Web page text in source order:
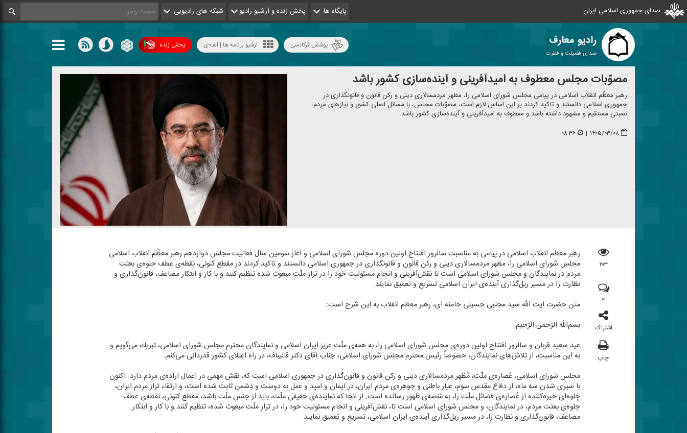
صدای جمهوری اسلامی ایران پایگاه ها پخش زنده و آرشیو رادیو شبکه های رادیویی
رادیو معارف
صدای فضیلت و فطرت
پخش زنده آرشیو برنامه ها | الف-ی پوشش فرکانسی
مصوّبات مجلس معطوف به امیدآفرینی و آینده‌سازی كشور باشد
رهبر معظّم انقلاب اسلامی در پیامی مجلس شورای اسلامی را، مظهر مردمسالاری دینی و ركن قانون و قانونگذاری در
جمهوری اسلامی دانستند و تاكید كردند بر این اساس لازم است، مصوّبات مجلس، با مسائل اصلی كشور و نیاز‌های مردم،
نسبتی مستقیم و مشهود داشته باشد و معطوف به امیدآفرینی و آینده‌سازی كشور باشد.
۱۴۰۵/۰۳/۰۸ | ۰۸:۳۶
۲۰۳
۲
اشتراک
چاپ
رهبر معظم انقلاب اسلامی در پیامی به مناسبت سالروز افتتاح اولین دوره مجلس شورای اسلامی و آغاز سومین سال فعالیت مجلس دوازدهم رهبر معظّم انقلاب اسلامی
مجلس شورای اسلامی را، مظهر مردمسالاری دینی و ركن قانون و قانونگذاری در جمهوری اسلامی دانستند و تاكید كردند در مقطع كنونی، نقطه‌ی عطف جلوه‌ی بعثت
مردم در نمایندگان و مجلس شورای اسلامی است تا نقش‌آفرینی و انجام مسئولیت خود را در تراز ملّت مبعوث شده تنظیم كنند و با كار و ابتكار مضاعف، قانون‌گذاری و
نظارت را در مسیر ریل‌گذاری آینده‌ی ایران اسلامی تسریع و تعمیق نمایند.
متن حضرت آیت الله سید مجتبی حسینی خامنه ای، رهبر معظم انقلاب به این شرح است:
بسم‌الله الرّحمن الرّحیم.
عید سعید قربان و سالروز افتتاح اولین دوره‌ی مجلس شورای اسلامی را، به همه‌ی ملّت عزیز ایران اسلامی و نمایندگان محترم مجلس شورای اسلامی، تبریك می‌گویم و
به این مناسبت، از تلاش‌های نمایندگان، خصوصاً رئیس محترم مجلس شورای اسلامی، جناب آقای دكتر قالیباف، در راه اعتلای كشور قدردانی می‌كنم.
مجلس شورای اسلامی، عُصاره‌ی ملّت، مُظهر مردمسالاری دینی و ركن قانون و قانون‌گذاری در جمهوری اسلامی است كه، نقش مهمی در اِعمال اراده‌ی مردم دارد. اكنون
با سپری شدن سه ماه، از دفاع مقدس سوم، عیار باطنی و جوهره‌ی مردم ایران، در ایمان و امید و عمل به دوست و دشمن ثابت شده است، و ارتقاء تراز مردم ایران،
جِلوه‌ای خیره‌كننده از عُصاره‌ی فضائل ملّت را، به مَنصه‌ی ظهور رسانده است. از آنجا كه نماینده‌ی حقیقی ملّت، باید از جنس ملّت باشد، مقطع كنونی، نقطه‌ی عطف
جِلوه‌ی بعثت مردم، در نمایندگان، و مجلس شورای اسلامی است تا، نقش‌آفرینی و انجام مسئولیت خود را، در تراز ملّت مبعوث شده، تنظیم كنند و با كار و ابتكار
مضاعف، قانون‌گذاری و نظارت را، در مسیر ریل‌گذاری آینده‌ی ایران اسلامی، تسریع و تعمیق نمایند.